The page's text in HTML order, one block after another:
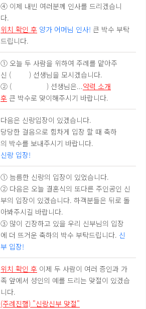
④ 이제 내빈 여러분께 인사를 드리겠습니
다.
위치 확인 후 양가 어머님 인사! 큰 박수 부탁
드립니다.
① 오늘 두 사람을 위하여 주례를 맡아주
신 ( ) 선생님을 모시겠습니다.
② ( ) 선생님은...약력 소개
후 큰 박수로 맞이해주시기 바랍니다.
다음은 신랑입장이 있겠습니다.
당당한 걸음으로 힘차게 입장 할 때 축하
의 박수를 보내주시기 바랍니다.
신랑 입장!
① 늠름한 신랑의 입장이 있었습니다.
② 다음은 오늘 결혼식의 또다른 주인공인 신
부의 입장이 있겠습니다. 하객분들은 뒤로 돌
아봐주시길 바랍니다.
③ 많이 긴장하고 있을 우리 신부님의 입장
에 더 뜨거운 축하의 박수 부탁드립니다. 신
부 입장!
위치 확인 후 이제 두 사람이 여러 증인과 가
족 앞에서 성인의 예를 드리는 맞절이 있겠습
니다.
(주례진행) "신랑신부 맞절"